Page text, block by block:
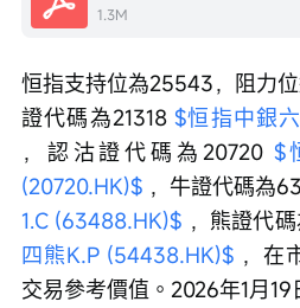
1.3M
恒指支持位為25543，阻力
證代碼為21318 $恒指中銀
，認沽證代碼為20720 $
(20720.HK)$ ，牛證代碼為
1.C (63488.HK)$ ，熊證代
四熊K.P (54438.HK)$ ，在
交易參考價值。2026年1月